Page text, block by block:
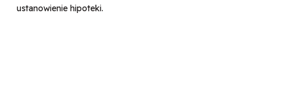
ustanowienie hipoteki.